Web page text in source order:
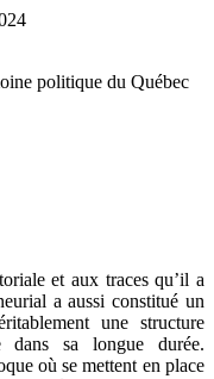
politique du Québec
et aux traces qu’il a
a aussi constitué un
une structure
dans sa longue durée.
où se mettent en place